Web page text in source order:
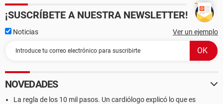
¡SUSCRÍBETE A NUESTRA NEWSLETTER!
Noticias Ver un ejemplo
NOVEDADES
La regla de los 10 mil pasos. Un cardiólogo explicó lo que es